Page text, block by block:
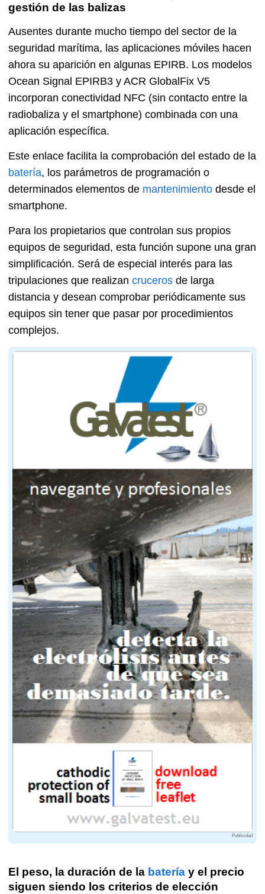
gestión de las balizas
Ausentes durante mucho tiempo del sector de la
seguridad marítima, las aplicaciones móviles hacen
ahora su aparición en algunas EPIRB. Los modelos
Ocean Signal EPIRB3 y ACR GlobalFix V5
incorporan conectividad NFC (sin contacto entre la
radiobaliza y el smartphone) combinada con una
aplicación específica.
Este enlace facilita la comprobación del estado de la
batería, los parámetros de programación o
determinados elementos de mantenimiento desde el
smartphone.
Para los propietarios que controlan sus propios
equipos de seguridad, esta función supone una gran
simplificación. Será de especial interés para las
tripulaciones que realizan cruceros de larga
distancia y desean comprobar periódicamente sus
equipos sin tener que pasar por procedimientos
complejos.
Publicidad
El peso, la duración de la batería y el precio
siguen siendo los criterios de elección